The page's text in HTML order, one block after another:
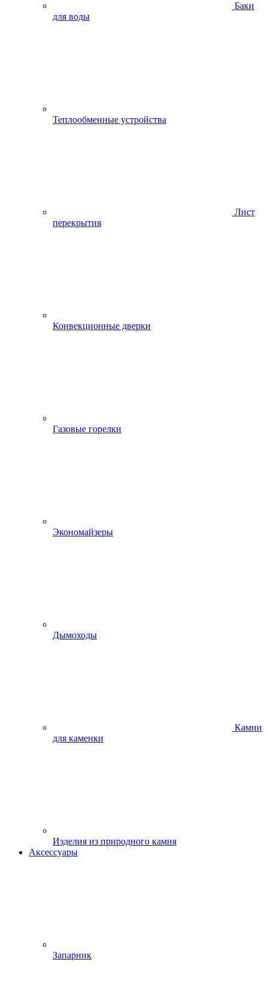
Баки
для воды
Теплообменные устройства
Лист
перекрытия
Конвекционные дверки
Газовые горелки
Экономайзеры
Дымоходы
Камни
для каменки
Изделия из природного камня
Аксессуары
Запарник